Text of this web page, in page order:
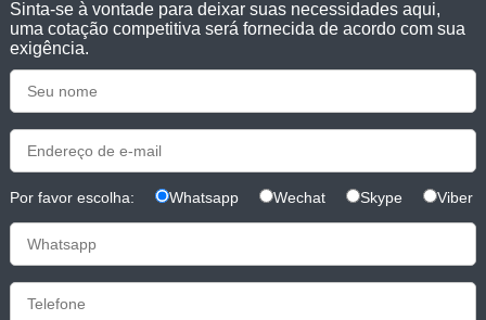
Sinta-se à vontade para deixar suas necessidades aqui,
uma cotação competitiva será fornecida de acordo com sua
exigência.
Por favor escolha: Whatsapp Wechat Skype Viber